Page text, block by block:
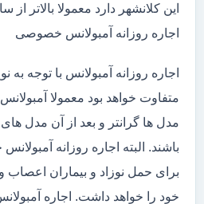
این کلانشهر دارد معمولا بالاتر
اجاره روزانه آمبولانس خصوصی
اجاره روزانه آمبولانس با توجه به
باشند. البته اجاره روزانه
برای حمل نوزاد و بیماران
خود را خواهد داشت. اجاره